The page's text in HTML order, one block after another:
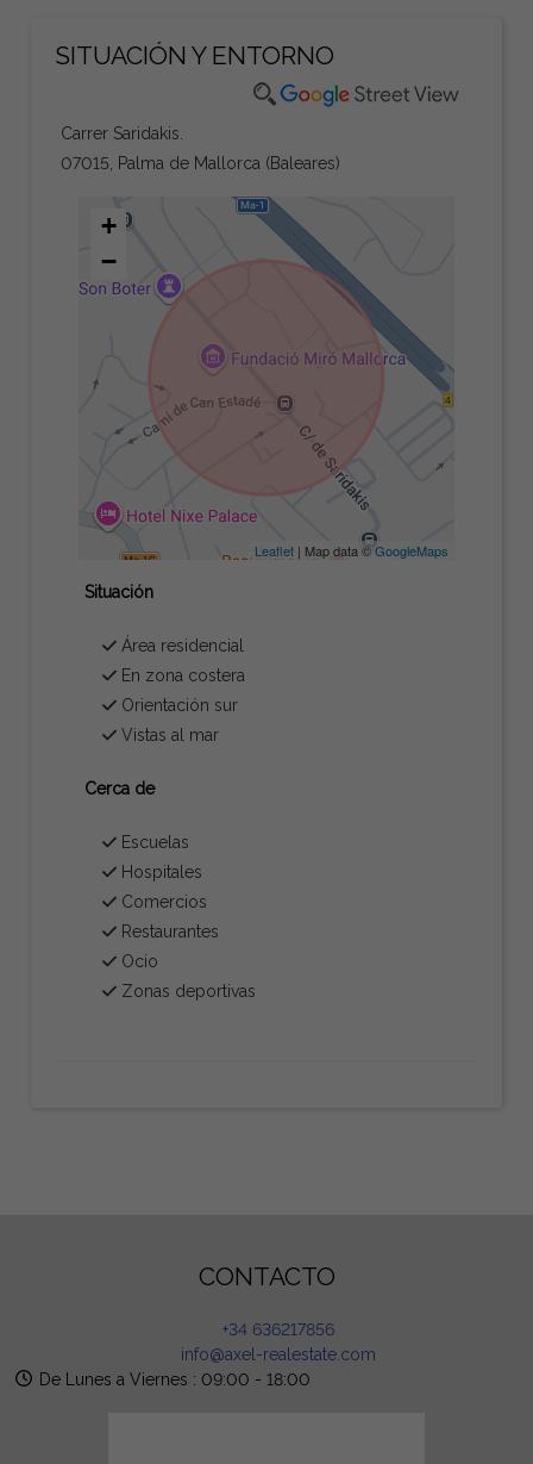
SITUACIÓN Y ENTORNO
Carrer Saridakis.
07015, Palma de Mallorca (Baleares)
+
−
Leaflet| Map data ©GoogleMaps
Situación
Área residencial
En zona costera
Orientación sur
Vistas al mar
Cerca de
Escuelas
Hospitales
Comercios
Restaurantes
Ocio
Zonas deportivas
CONTACTO
+34 636217856
info@axel-realestate.com
De Lunes a Viernes : 09:00 - 18:00